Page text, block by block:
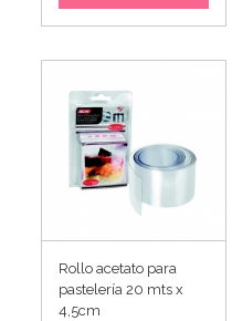
Rollo acetato para
pastelería 20 mts x
4,5cm